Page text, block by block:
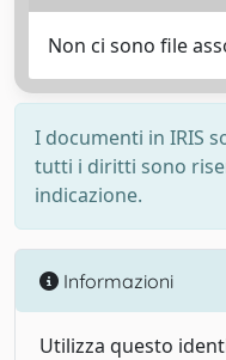
Non ci sono file
I documenti in IRIS
tutti i diritti sono
indicazione.
Informazioni
Utilizza questo